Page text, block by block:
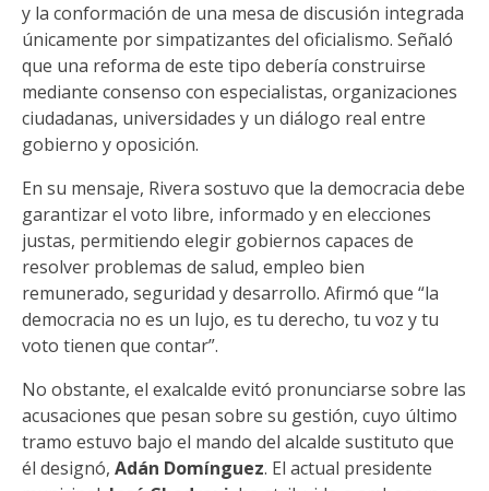
y la conformación de una mesa de discusión integrada
únicamente por simpatizantes del oficialismo. Señaló
que una reforma de este tipo debería construirse
mediante consenso con especialistas, organizaciones
ciudadanas, universidades y un diálogo real entre
gobierno y oposición.
En su mensaje, Rivera sostuvo que la democracia debe
garantizar el voto libre, informado y en elecciones
justas, permitiendo elegir gobiernos capaces de
resolver problemas de salud, empleo bien
remunerado, seguridad y desarrollo. Afirmó que “la
democracia no es un lujo, es tu derecho, tu voz y tu
voto tienen que contar”.
No obstante, el exalcalde evitó pronunciarse sobre las
acusaciones que pesan sobre su gestión, cuyo último
tramo estuvo bajo el mando del alcalde sustituto que
él designó, Adán Domínguez. El actual presidente